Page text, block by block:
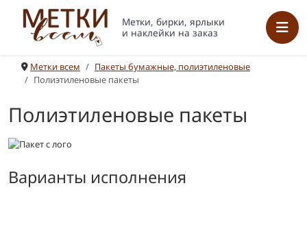
Метки, бирки, ярлыки
и наклейки на заказ
Метки всем
Пакеты бумажные, полиэтиленовые
Полиэтиленовые пакеты
Полиэтиленовые пакеты
Варианты исполнения